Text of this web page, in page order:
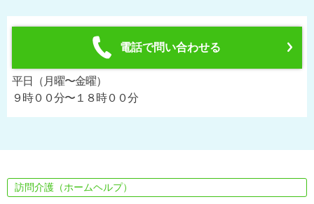
電話で問い合わせる
平日（月曜〜金曜）
９時００分〜１８時００分
訪問介護（ホームヘルプ）